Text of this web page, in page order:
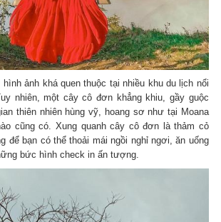
ảnh khá quen thuộc tại nhiều khu du lịch nổi
nhiên, một cây cô đơn khẳng khiu, gầy guộc
thiên nhiên hùng vỹ, hoang sơ như tại Moana
cũng có. Xung quanh cây cô đơn là thảm cỏ
để bạn có thể thoải mái ngồi nghỉ ngơi, ăn uống
bức hình check in ấn tượng.